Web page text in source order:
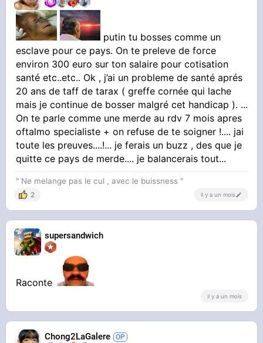
putin tu bosses comme un
esclave pour ce pays. On te preleve de force
environ 300 euro sur ton salaire pour cotisation
santé etc..etc.. Ok , j’ai un probleme de santé aprés
20 ans de taff de tarax ( greffe cornée qui lache
mais je continue de bosser malgré cet handicap ). ...
On te parle comme une merde au rdv 7 mois apres
oftalmo specialiste + on refuse de te soigner !.... jai
toute les preuves....!... je ferais un buzz , des que je
quitte ce pays de merde.... je balancerais tout...
" Ne melange pas le cul , avec le buissness "
2 il y a un mois
supersandwich
Raconte
il y a un mois
Chong2LaGalere